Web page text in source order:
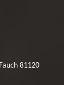
81120